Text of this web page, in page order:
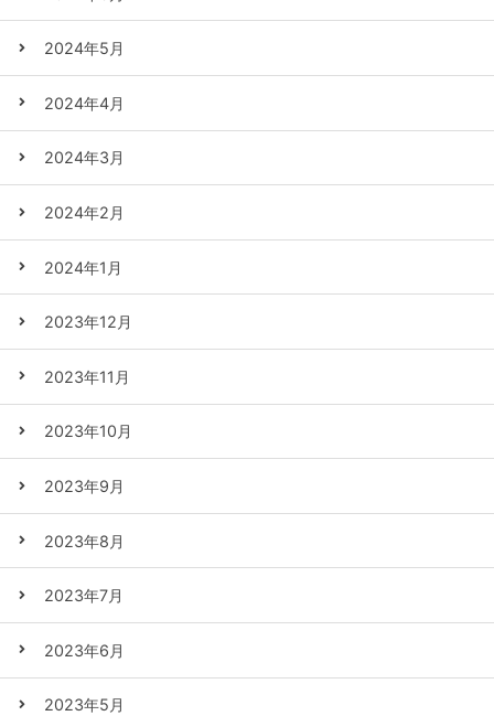
2024年5月
2024年4月
2024年3月
2024年2月
2024年1月
2023年12月
2023年11月
2023年10月
2023年9月
2023年8月
2023年7月
2023年6月
2023年5月